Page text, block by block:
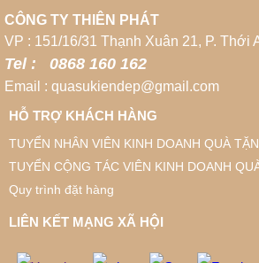
CÔNG TY THIÊN PHÁT
VP : 151/16/31 Thạnh Xuân 21, P. Thới
Tel : 0868 160 162
Email : quasukiendep@gmail.com
HỖ TRỢ KHÁCH HÀNG
TUYỂN NHÂN VIÊN KINH DOANH QUÀ
TUYỂN CỘNG TÁC VIÊN KINH DOANH
Quy trình đặt hàng
LIÊN KẾT MẠNG XÃ HỘI